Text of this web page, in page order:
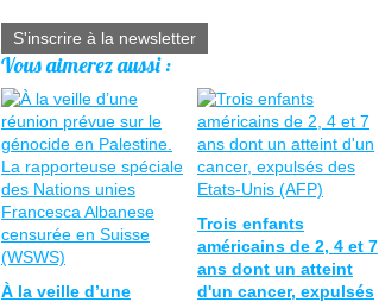
S'inscrire à la newsletter
Vous aimerez aussi :
À la veille d’une
Trois enfants
américains de 2, 4 et 7
ans dont un atteint
d'un cancer, expulsés